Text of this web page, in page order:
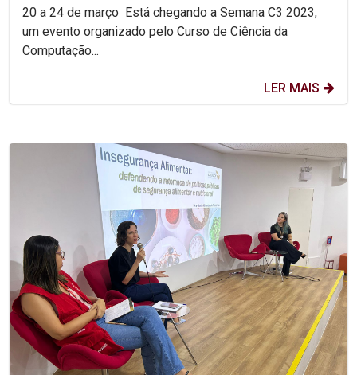
20 a 24 de março Está chegando a Semana C3 2023,
um evento organizado pelo Curso de Ciência da
Computação...
LER MAIS